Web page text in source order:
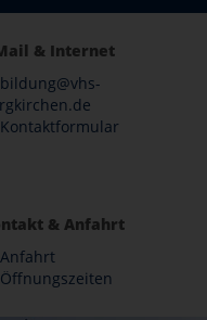
& Internet
bildung@vhs-
Kontaktformular
& Anfahrt
Anfahrt
Öffnungszeiten